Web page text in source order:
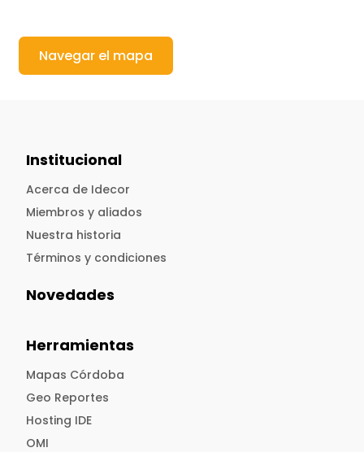
Navegar el mapa
Institucional
Acerca de Idecor
Miembros y aliados
Nuestra historia
Términos y condiciones
Novedades
Herramientas
Mapas Córdoba
Geo Reportes
Hosting IDE
OMI